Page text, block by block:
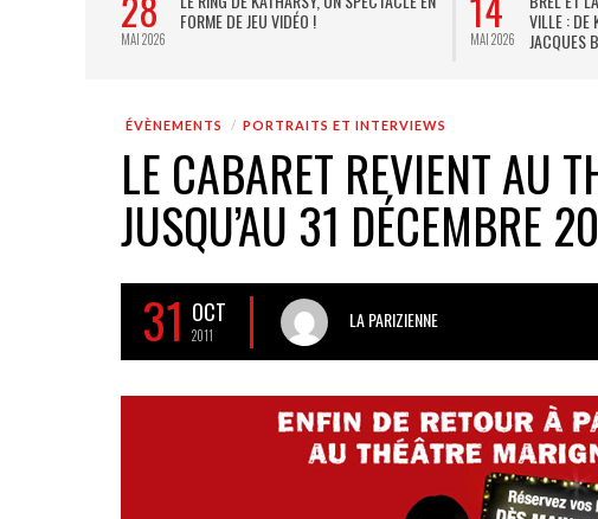
MAI 2026
FORME DE JEU VIDÉO !
MAI 2026
VILLE : DE
JACQUES
ÉVÈNEMENTS PORTRAITS ET INTERVIEWS
LE CABARET REVIENT AU
JUSQU’AU 31 DÉCEMBRE
31 OCT
2011
LA PARIZIENNE